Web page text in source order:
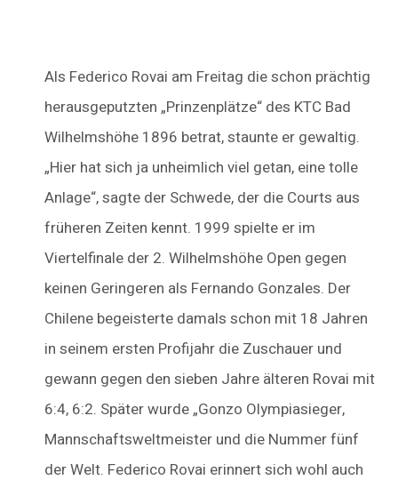
Als Federico Rovai am Freitag die schon prächtig
herausgeputzten „Prinzenplätze“ des KTC Bad
Wilhelmshöhe 1896 betrat, staunte er gewaltig.
„Hier hat sich ja unheimlich viel getan, eine tolle
Anlage“, sagte der Schwede, der die Courts aus
früheren Zeiten kennt. 1999 spielte er im
Viertelfinale der 2. Wilhelmshöhe Open gegen
keinen Geringeren als Fernando Gonzales. Der
Chilene begeisterte damals schon mit 18 Jahren
in seinem ersten Profijahr die Zuschauer und
gewann gegen den sieben Jahre älteren Rovai mit
6:4, 6:2. Später wurde „Gonzo Olympiasieger,
Mannschaftsweltmeister und die Nummer fünf
der Welt. Federico Rovai erinnert sich wohl auch